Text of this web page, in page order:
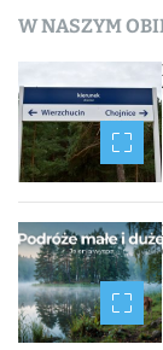
i
g
a
c
j
a
W NASZYM